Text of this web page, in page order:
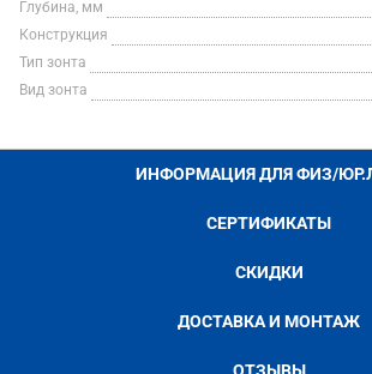
Глубина, мм
Конструкция
Тип зонта
Вид зонта
ИНФОРМАЦИЯ ДЛЯ ФИЗ/
СЕРТИФИКАТЫ
СКИДКИ
ДОСТАВКА И МОНТАЖ